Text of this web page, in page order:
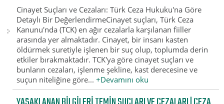
Cinayet Suçları ve Cezaları: Türk Ceza Hukuku'na Göre
Detaylı Bir DeğerlendirmeCinayet suçları, Türk Ceza
Kanunu'nda (TCK) en ağır cezalarla karşılanan fiiller
arasında yer almaktadır. Cinayet, bir insanı kasten
öldürmek suretiyle işlenen bir suç olup, toplumda derin
etkiler bırakmaktadır. TCK'ya göre cinayet suçları ve
bunların cezaları, işlenme şekline, kast derecesine ve
suçun niteliğine göre...+Devamını oku